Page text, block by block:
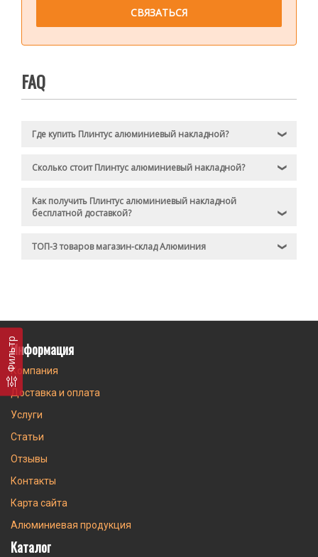
Фильтр
СВЯЗАТЬСЯ
FAQ
Где купить Плинтус алюминиевый накладной? ❯
Сколько стоит Плинтус алюминиевый накладной? ❯
Как получить Плинтус алюминиевый накладной
бесплатной доставкой?
❯
ТОП-3 товаров магазин-склад Алюминия ❯
Информация
Компания
Доставка и оплата
Услуги
Статьи
Отзывы
Контакты
Карта сайта
Алюминиевая продукция
Каталог